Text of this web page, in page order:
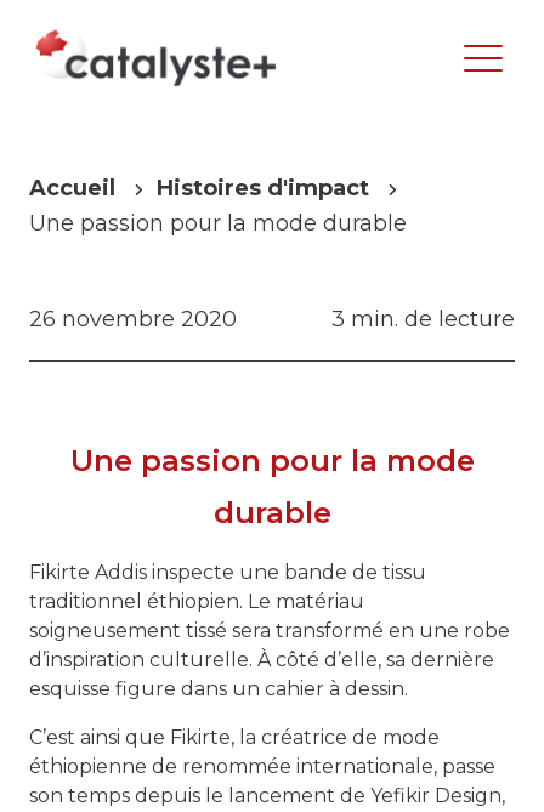
Accueil
Histoires d'impact
Une passion pour la mode durable
26 novembre 2020 3 min. de lecture
Une passion pour la mode
durable
Fikirte Addis inspecte une bande de tissu
traditionnel éthiopien. Le matériau
soigneusement tissé sera transformé en une robe
d’inspiration culturelle. À côté d’elle, sa dernière
esquisse figure dans un cahier à dessin.
C’est ainsi que Fikirte, la créatrice de mode
éthiopienne de renommée internationale, passe
son temps depuis le lancement de Yefikir Design,